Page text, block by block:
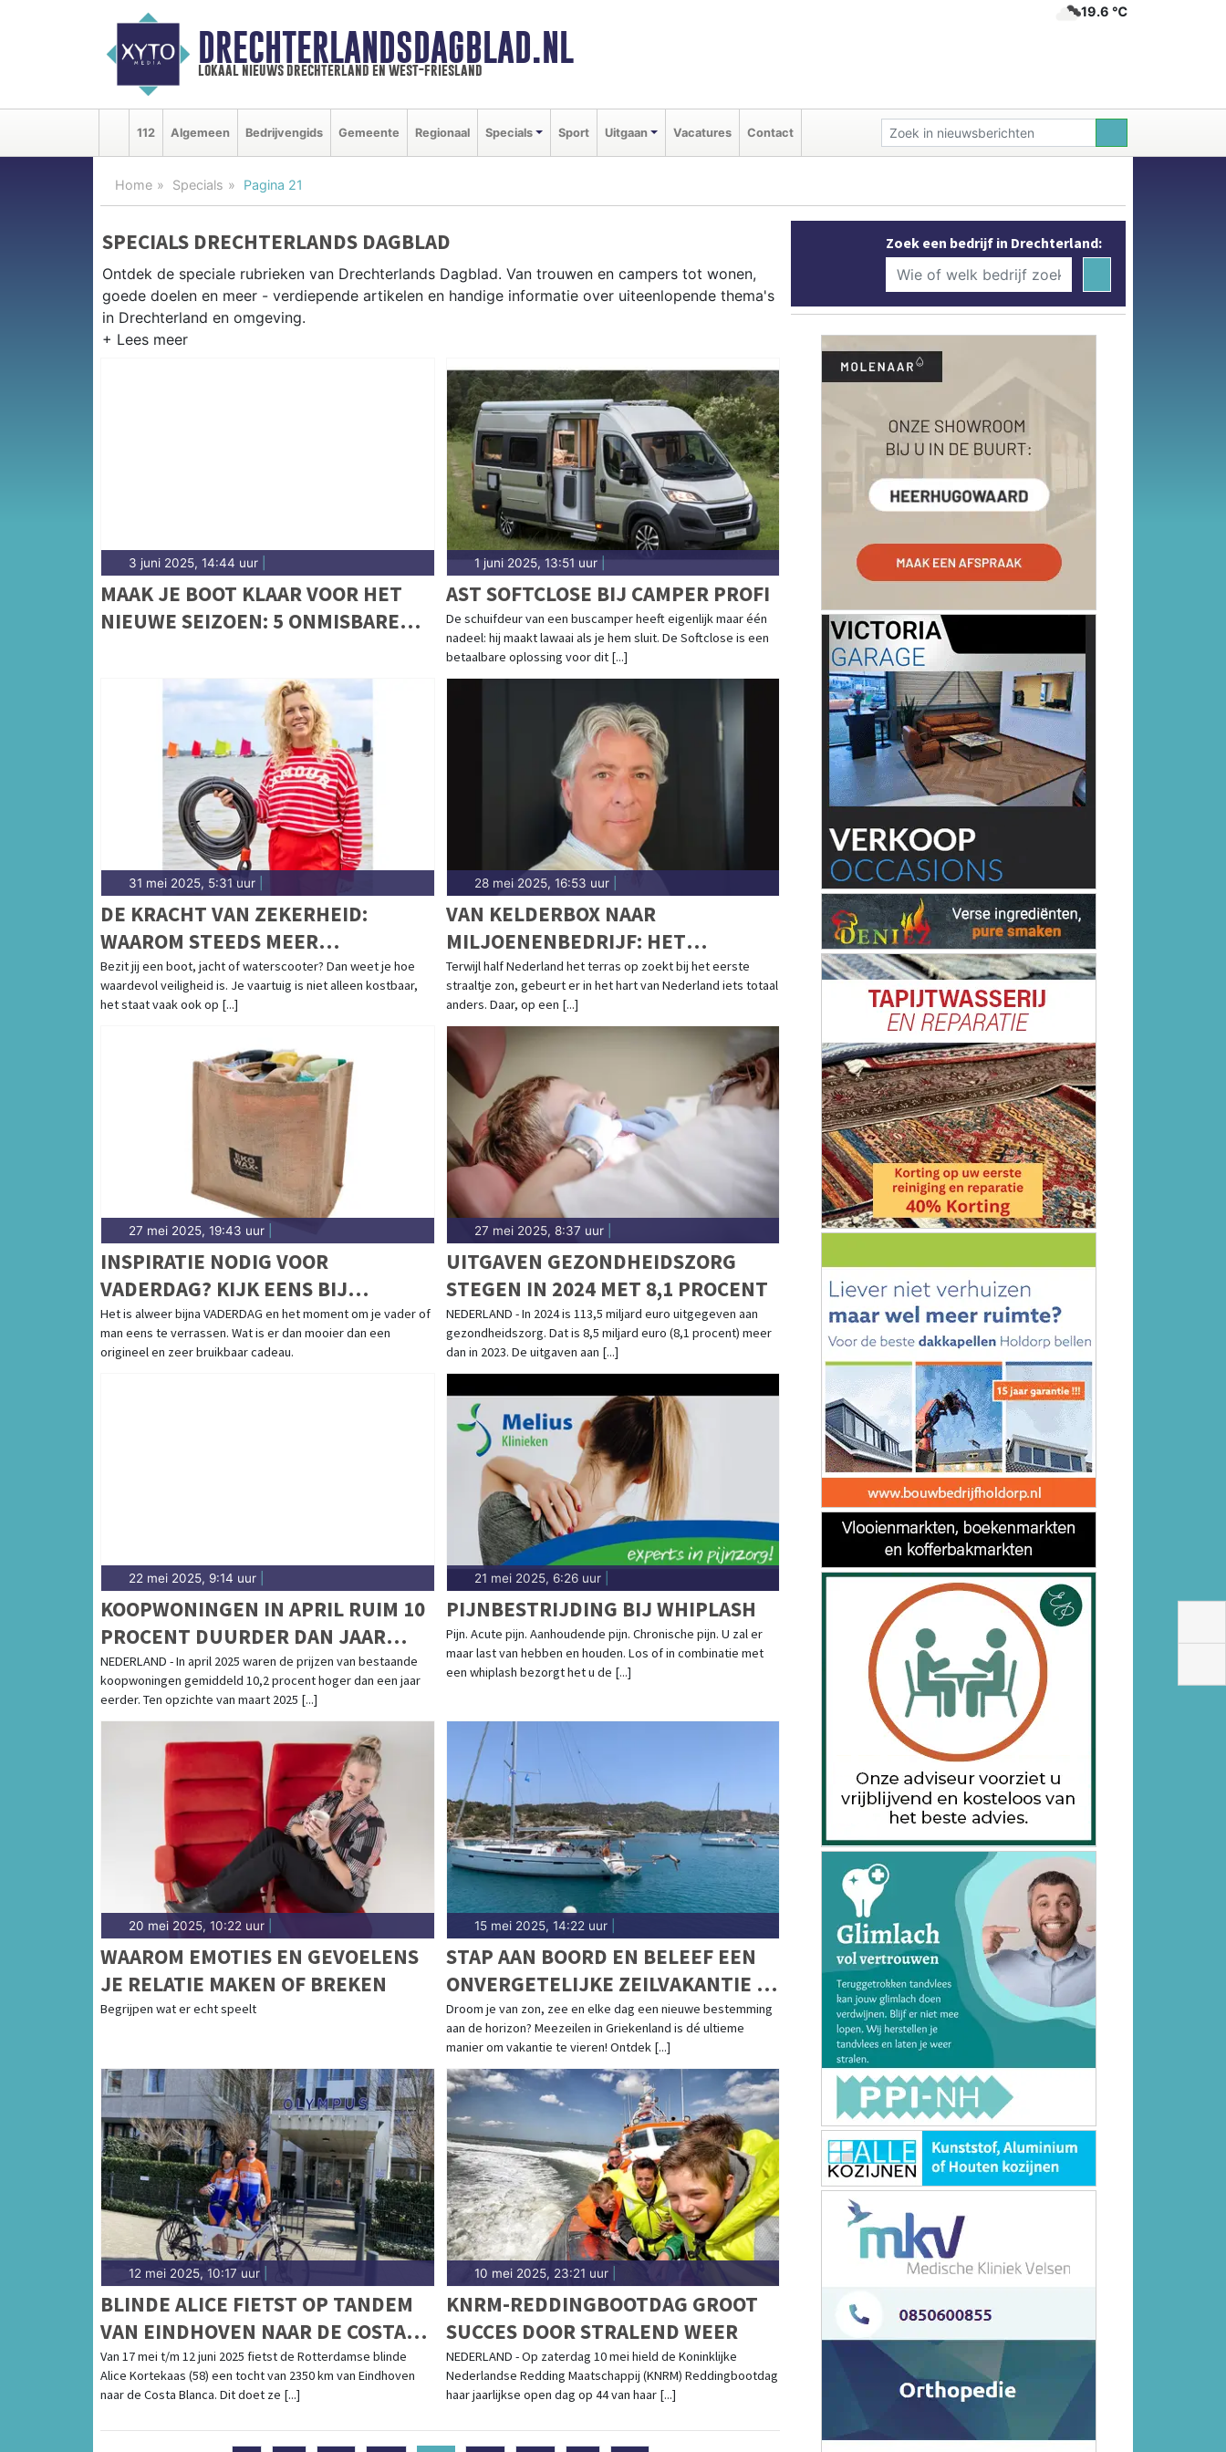
DRECHTERLANDSDAGBLAD.NL
lokaal nieuws drechterland en west-friesland
19.6 ℃
112 Algemeen Bedrijvengids Gemeente Regionaal Specials Sport Uitgaan Vacatures Contact
Home Specials Pagina 21
SPECIALS DRECHTERLANDS DAGBLAD
Ontdek de speciale rubrieken van Drechterlands Dagblad. Van trouwen en campers tot wonen,
goede doelen en meer - verdiepende artikelen en handige informatie over uiteenlopende thema's
in Drechterland en omgeving.
3 juni 2025, 14:44 uur
MAAK JE BOOT KLAAR VOOR HET
NIEUWE SEIZOEN: 5 ONMISBARE
1 juni 2025, 13:51 uur|
AST SOFTCLOSE BIJ CAMPER PROFI
De schuifdeur van een buscamper heeft eigenlijk maar één
nadeel: hij maakt lawaai als je hem sluit. De Softclose is een
betaalbare oplossing voor dit [...]
31 mei 2025, 5:31 uur
DE KRACHT VAN ZEKERHEID:
WAAROM STEEDS MEER
BOOTEIGENAREN KIEZEN VOOR
CAVO KABELSLOTEN
Bezit jij een boot, jacht of waterscooter? Dan weet je hoe
waardevol veiligheid is. Je vaartuig is niet alleen kostbaar,
het staat vaak ook op [...]
28 mei 2025, 16:53 uur|
VAN KELDERBOX NAAR
MILJOENENBEDRIJF: HET
ONGEPOLIJSTE SUCCESVERHAAL
VAN NAUTICGEAR.NL
Terwijl half Nederland het terras op zoekt bij het eerste
straaltje zon, gebeurt er in het hart van Nederland iets totaal
anders. Daar, op een [...]
27 mei 2025, 19:43 uur
INSPIRATIE NODIG VOOR
VADERDAG? KIJK EENS BIJ
EKOWAX!
Het is alweer bijna VADERDAG en het moment om je vader of
man eens te verrassen. Wat is er dan mooier dan een
origineel en zeer bruikbaar cadeau.
27 mei 2025, 8:37 uur|
UITGAVEN GEZONDHEIDSZORG
STEGEN IN 2024 MET 8,1 PROCENT
NEDERLAND - In 2024 is 113,5 miljard euro uitgegeven aan
gezondheidszorg. Dat is 8,5 miljard euro (8,1 procent) meer
dan in 2023. De uitgaven aan [...]
22 mei 2025, 9:14 uur
KOOPWONINGEN IN APRIL RUIM 10
PROCENT DUURDER DAN JAAR
EERDER
NEDERLAND - In april 2025 waren de prijzen van bestaande
koopwoningen gemiddeld 10,2 procent hoger dan een jaar
eerder. Ten opzichte van maart 2025 [...]
21 mei 2025, 6:26 uur|
PIJNBESTRIJDING BIJ WHIPLASH
Pijn. Acute pijn. Aanhoudende pijn. Chronische pijn. U zal er
maar last van hebben en houden. Los of in combinatie met
een whiplash bezorgt het u de [...]
20 mei 2025, 10:22 uur
WAAROM EMOTIES EN GEVOELENS
JE RELATIE MAKEN OF BREKEN
Begrijpen wat er echt speelt
15 mei 2025, 14:22 uur|
STAP AAN BOORD EN BELEEF EEN
ONVERGETELIJKE ZEILVAKANTIE IN
GRIEKENLAND
Droom je van zon, zee en elke dag een nieuwe bestemming
aan de horizon? Meezeilen in Griekenland is dé ultieme
manier om vakantie te vieren! Ontdek [...]
12 mei 2025, 10:17 uur
BLINDE ALICE FIETST OP TANDEM
VAN EINDHOVEN NAAR DE COSTA
BLANCA
Van 17 mei t/m 12 juni 2025 fietst de Rotterdamse blinde
Alice Kortekaas (58) een tocht van 2350 km van Eindhoven
naar de Costa Blanca. Dit doet ze [...]
10 mei 2025, 23:21 uur|
KNRM-REDDINGBOOTDAG GROOT
SUCCES DOOR STRALEND WEER
NEDERLAND - Op zaterdag 10 mei hield de Koninklijke
Nederlandse Redding Maatschappij (KNRM) Reddingbootdag
haar jaarlijkse open dag op 44 van haar [...]
Zoek een bedrijf in Drechterland: